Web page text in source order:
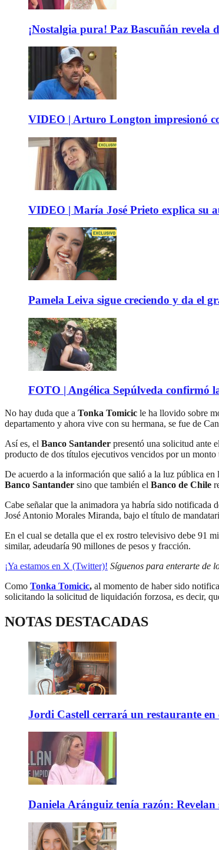
¡Nostalgia pura! Paz Bascuñán revela
VIDEO | Arturo Longton impresionó
VIDEO | María José Prieto explica su
Pamela Leiva sigue creciendo y da el
FOTO | Angélica Sepúlveda confirmó
No hay duda que a Tonka Tomicic le ha llovido sobre
departamento y ahora vive con su hermana, se fue de
Así es, el Banco Santander presentó una solicitud ante
producto de dos títulos ejecutivos vencidos por un
De acuerdo a la información que salió a la luz pública en
Banco Santander sino que también el Banco de Chile
Cabe señalar que la animadora ya habría sido notificada
José Antonio Morales Miranda, bajo el título de
En el cual se detalla que el ex rostro televisivo debe 91
similar, adeudaría 90 millones de pesos y fracción.
¡Ya estamos en X (Twitter)! Síguenos para enterarte de
Como Tonka Tomicic, al momento de haber sido
solicitando la solicitud de liquidación forzosa, es decir,
NOTAS DESTACADAS
Jordi Castell cerrará un restaurante
Daniela Aránguiz tenía razón: